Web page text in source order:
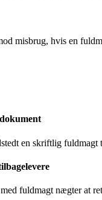
misbrug, hvis en
en skriftlig fuldmagt
fuldmagt nægter at